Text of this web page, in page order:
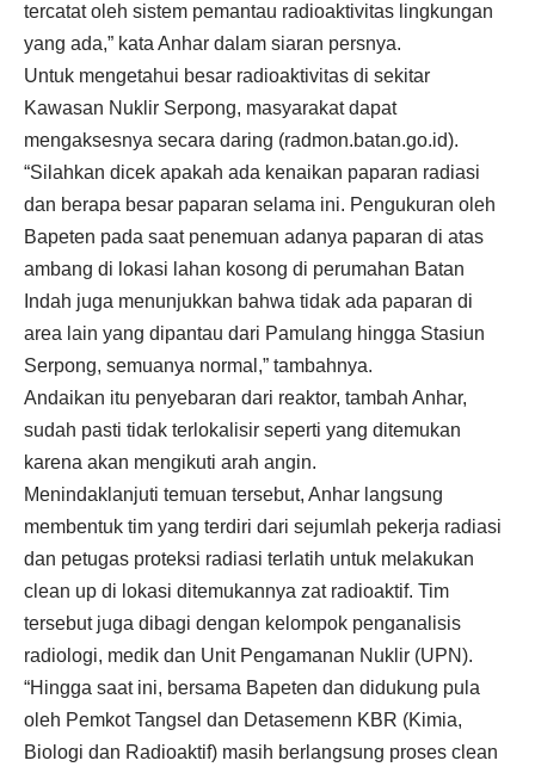
tercatat oleh sistem pemantau radioaktivitas lingkungan
yang ada,” kata Anhar dalam siaran persnya.
Untuk mengetahui besar radioaktivitas di sekitar
Kawasan Nuklir Serpong, masyarakat dapat
mengaksesnya secara daring (radmon.batan.go.id).
“Silahkan dicek apakah ada kenaikan paparan radiasi
dan berapa besar paparan selama ini. Pengukuran oleh
Bapeten pada saat penemuan adanya paparan di atas
ambang di lokasi lahan kosong di perumahan Batan
Indah juga menunjukkan bahwa tidak ada paparan di
area lain yang dipantau dari Pamulang hingga Stasiun
Serpong, semuanya normal,” tambahnya.
Andaikan itu penyebaran dari reaktor, tambah Anhar,
sudah pasti tidak terlokalisir seperti yang ditemukan
karena akan mengikuti arah angin.
Menindaklanjuti temuan tersebut, Anhar langsung
membentuk tim yang terdiri dari sejumlah pekerja radiasi
dan petugas proteksi radiasi terlatih untuk melakukan
clean up di lokasi ditemukannya zat radioaktif. Tim
tersebut juga dibagi dengan kelompok penganalisis
radiologi, medik dan Unit Pengamanan Nuklir (UPN).
“Hingga saat ini, bersama Bapeten dan didukung pula
oleh Pemkot Tangsel dan Detasemenn KBR (Kimia,
Biologi dan Radioaktif) masih berlangsung proses clean